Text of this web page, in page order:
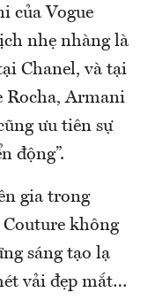
của Vogue
nhẹ nhàng là
Chanel, và tại
Rocha, Armani
ưu tiên sự
động”.
gia trong
không
sáng tạo lạ
vải đẹp mắt…